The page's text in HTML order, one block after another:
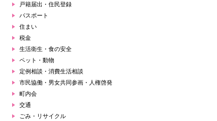
戸籍届出・住民登録
パスポート
住まい
税金
生活衛生・食の安全
ペット・動物
定例相談・消費生活相談
市民協働・男女共同参画・人権啓発
町内会
交通
ごみ・リサイクル